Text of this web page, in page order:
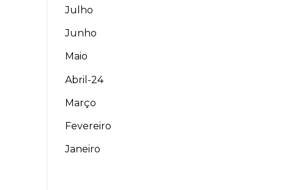
Julho
Junho
Maio
Abril-24
Março
Fevereiro
Janeiro